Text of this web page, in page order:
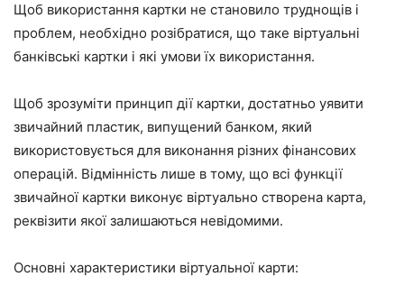
Щоб використання картки не становило труднощів і
проблем, необхідно розібратися, що таке віртуальні
банківські картки і які умови їх використання.
Щоб зрозуміти принцип дії картки, достатньо уявити
звичайний пластик, випущений банком, який
використовується для виконання різних фінансових
операцій. Відмінність лише в тому, що всі функції
звичайної картки виконує віртуально створена карта,
реквізити якої залишаються невідомими.
Основні характеристики віртуальної карти: